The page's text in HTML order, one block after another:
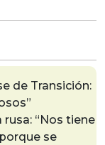
de Transición:
rusa: “Nos tiene
se